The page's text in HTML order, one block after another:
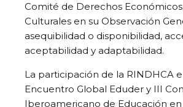
Comité de Derechos
Culturales en su Observación
asequibilidad o disponibilidad,
aceptabilidad y adaptabilidad.
La participación de la RINDHCA
Encuentro Global Eduder y III
Iberoamericano de Educación en